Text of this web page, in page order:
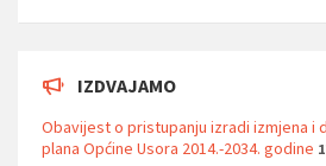
IZDVAJAMO
Obavijest o pristupanju izradi izmjena i
plana Općine Usora 2014.-2034. godine